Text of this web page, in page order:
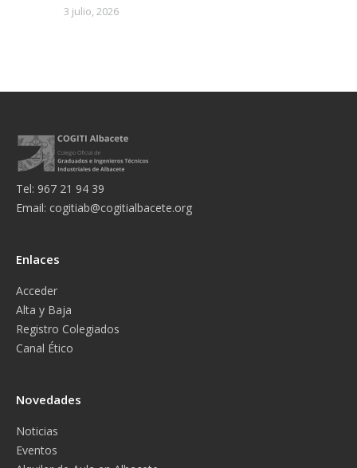
3 julio, 2026
Tel: 967 21 94 39
Email: cogitiab@cogitialbacete.org
Enlaces
Acceder
Alta y Baja
Registro Colegiados
Canal Ético
Novedades
Noticias
Eventos